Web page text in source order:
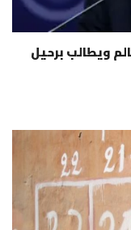
ويطالب برحيل